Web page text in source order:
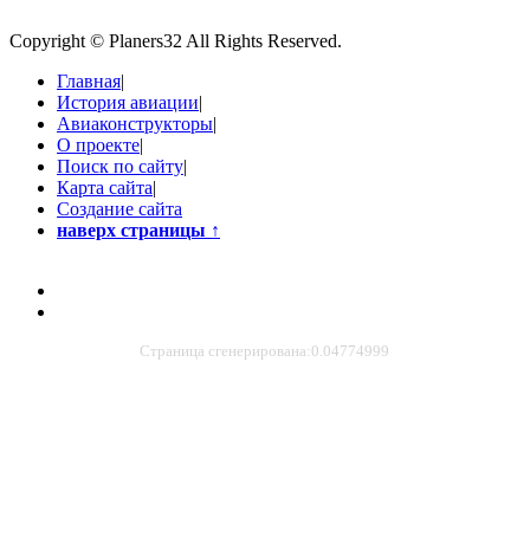
Copyright © Planers32 All Rights Reserved.
Главная|
История авиации|
Авиаконструкторы|
О проекте|
Поиск по сайту|
Карта сайта|
Создание сайта
наверх страницы ↑
Страница сгенерирована:0.04774999